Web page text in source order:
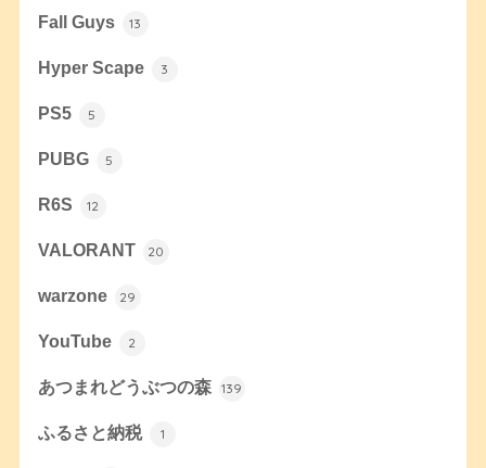
Fall Guys 13
Hyper Scape 3
PS5 5
PUBG 5
R6S 12
VALORANT 20
warzone 29
YouTube 2
あつまれどうぶつの森 139
ふるさと納税 1